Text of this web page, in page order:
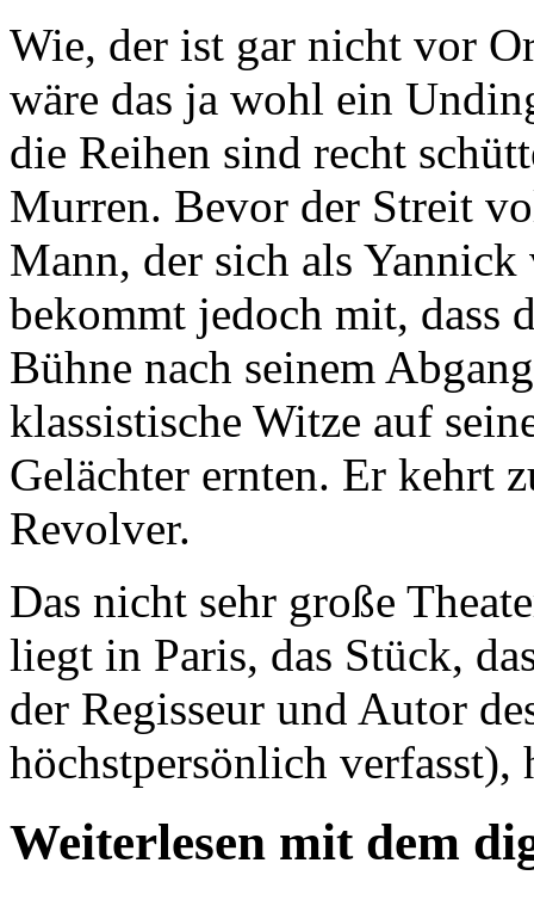
Wie, der ist gar nicht vor
wäre das ja wohl ein
die Reihen sind recht
Murren. Bevor der Streit
Mann, der sich als
bekommt jedoch mit, dass
Bühne nach seinem
klassistische Witze auf
Gelächter ernten. Er kehrt
Revolver.
Das nicht sehr große
liegt in Paris, das Stück,
der Regisseur und Autor
höchstpersönlich verfasst),
Weiterlesen mit dem